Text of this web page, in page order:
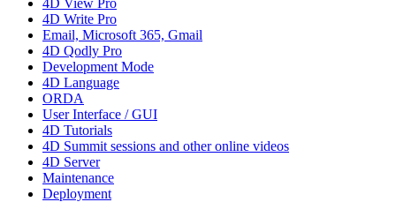
4D Write Pro
Email, Microsoft 365, Gmail
4D Qodly Pro
Development Mode
4D Language
ORDA
User Interface / GUI
4D Tutorials
4D Summit sessions and other online videos
4D Server
Maintenance
Deployment